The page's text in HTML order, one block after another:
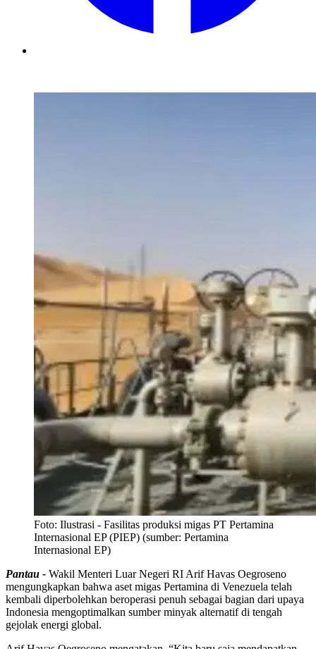
Foto: Ilustrasi - Fasilitas produksi migas PT Pertamina
Internasional EP (PIEP) (sumber: Pertamina
Internasional EP)
Pantau - Wakil Menteri Luar Negeri RI Arif Havas Oegroseno
mengungkapkan bahwa aset migas Pertamina di Venezuela telah
kembali diperbolehkan beroperasi penuh sebagai bagian dari upaya
Indonesia mengoptimalkan sumber minyak alternatif di tengah
gejolak energi global.